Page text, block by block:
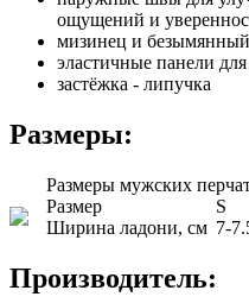
ощущений и
мизинец и
эластичные панели
застёжка - липучка
Размеры:
Размеры мужских
Pазмер
S
Ширина ладони, см 7-
Производитель: